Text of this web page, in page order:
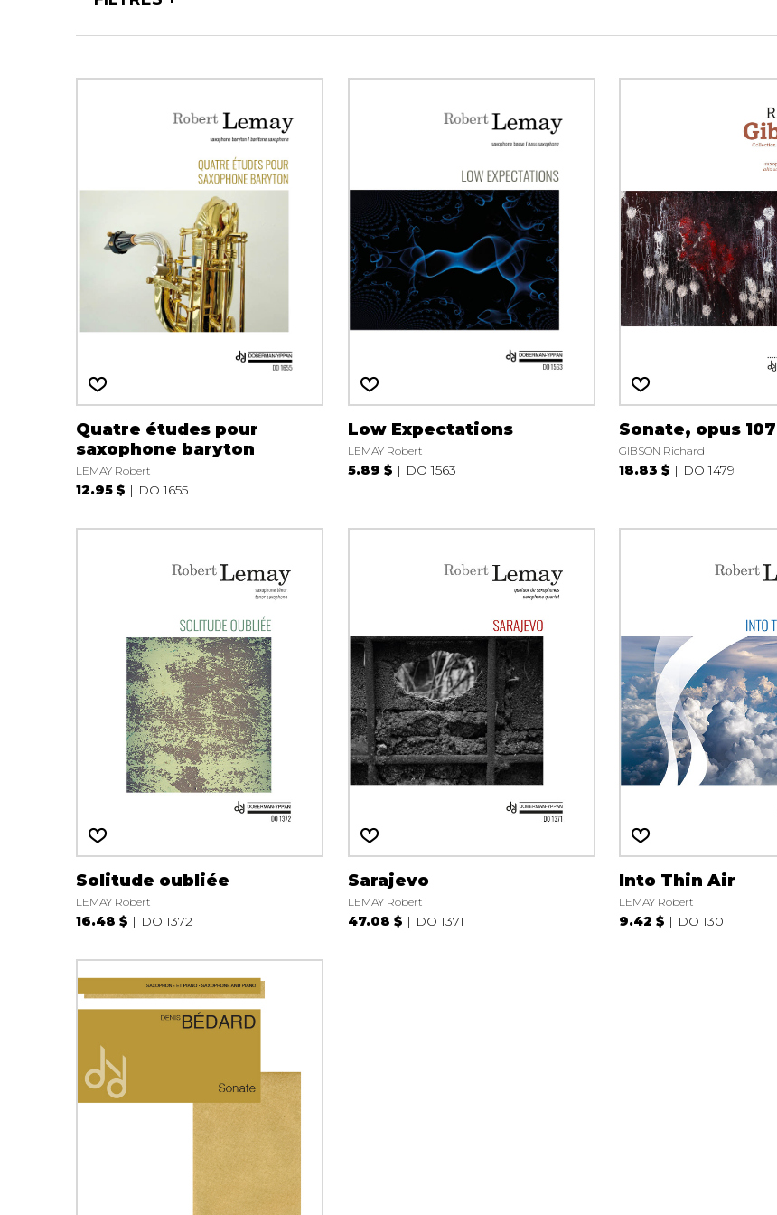
Luth
Orgue
Tuba
Ukulélé
Violon
Violoncelle
Voix
Quatre études pour
saxophone baryton
LEMAY Robert
12.95 $ DO 1655
Low Expectations
LEMAY Robert
5.89 $ DO 1563
Sonate, opus 107
GIBSON Richard
18.83 $ DO 1479
Solitude oubliée
LEMAY Robert
16.48 $ DO 1372
Sarajevo
LEMAY Robert
47.08 $ DO 1371
Into Thin Air
LEMAY Robert
9.42 $ DO 1301